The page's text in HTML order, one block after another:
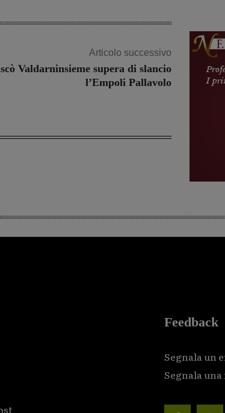
Articolo successivo
Valdarninsieme supera di slancio
l’Empoli Pallavolo
Feedback
Segnala un
Segnala